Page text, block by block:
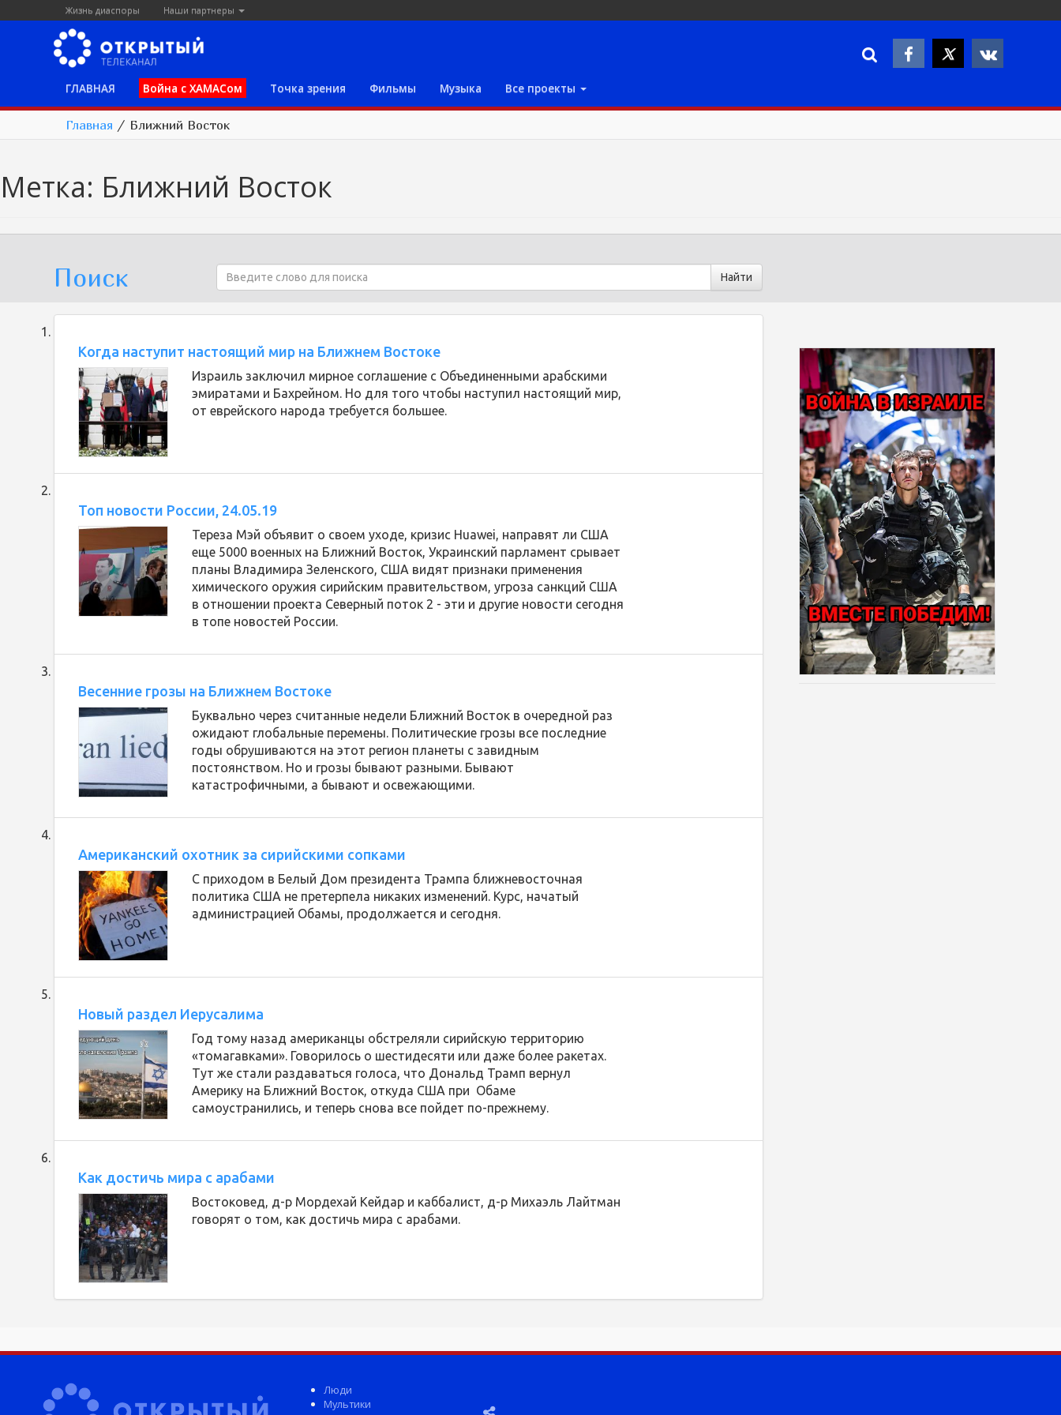
Жизнь диаспоры Наши партнеры
ГЛАВНАЯ Война с ХАМАСом Точка зрения Фильмы Музыка Все проекты
Главная / Ближний Восток
Метка: Ближний Восток
Поиск
Когда наступит настоящий мир на Ближнем Востоке
Израиль заключил мирное соглашение с Объединенными арабскими
эмиратами и Бахрейном. Но для того чтобы наступил настоящий мир,
от еврейского народа требуется большее.
Топ новости России, 24.05.19
Тереза Мэй объявит о своем уходе, кризис Huawei, направят ли США
еще 5000 военных на Ближний Восток, Украинский парламент срывает
планы Владимира Зеленского, США видят признаки применения
химического оружия сирийским правительством, угроза санкций США
в отношении проекта Северный поток 2 - эти и другие новости сегодня
в топе новостей России.
Весенние грозы на Ближнем Востоке
Буквально через считанные недели Ближний Восток в очередной раз
ожидают глобальные перемены. Политические грозы все последние
годы обрушиваются на этот регион планеты с завидным
постоянством. Но и грозы бывают разными. Бывают
катастрофичными, а бывают и освежающими.
Американский охотник за сирийскими сопками
С приходом в Белый Дом президента Трампа ближневосточная
политика США не претерпела никаких изменений. Курс, начатый
администрацией Обамы, продолжается и сегодня.
Новый раздел Иерусалима
Год тому назад американцы обстреляли сирийскую территорию
«томагавками». Говорилось о шестидесяти или даже более ракетах.
Тут же стали раздаваться голоса, что Дональд Трамп вернул
Америку на Ближний Восток, откуда США при Обаме
самоустранились, и теперь снова все пойдет по-прежнему.
Как достичь мира с арабами
Востоковед, д-р Мордехай Кейдар и каббалист, д-р Михаэль Лайтман
говорят о том, как достичь мира с арабами.
Люди
Мультики